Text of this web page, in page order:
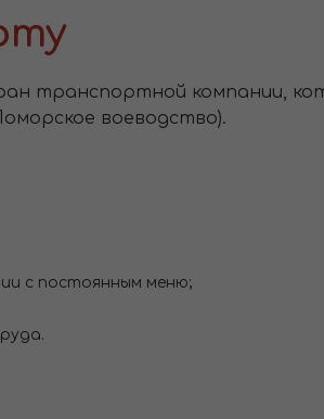
транспортной компании,
воеводство).
с постоянным меню;